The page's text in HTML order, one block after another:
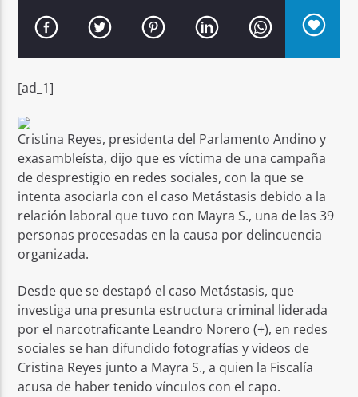
Señal FM
[ad_1]
Cristina Reyes, presidenta del Parlamento Andino y
exasambleísta, dijo que es víctima de una campaña
de desprestigio en redes sociales, con la que se
intenta asociarla con el caso Metástasis debido a la
relación laboral que tuvo con Mayra S., una de las 39
personas procesadas en la causa por delincuencia
organizada.
Desde que se destapó el caso Metástasis, que
investiga una presunta estructura criminal liderada
por el narcotraficante Leandro Norero (+), en redes
sociales se han difundido fotografías y videos de
Cristina Reyes junto a Mayra S., a quien la Fiscalía
acusa de haber tenido vínculos con el capo.